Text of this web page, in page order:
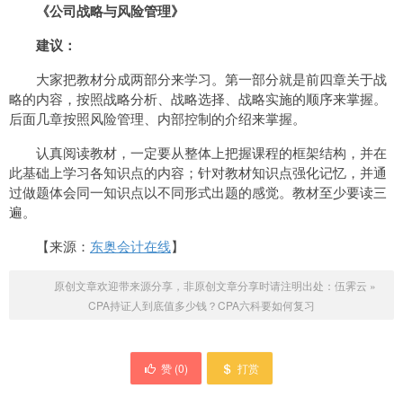
《公司战略与风险管理》
建议：
大家把教材分成两部分来学习。第一部分就是前四章关于战
略的内容，按照战略分析、战略选择、战略实施的顺序来掌握。
后面几章按照风险管理、内部控制的介绍来掌握。
认真阅读教材，一定要从整体上把握课程的框架结构，并在
此基础上学习各知识点的内容；针对教材知识点强化记忆，并通
过做题体会同一知识点以不同形式出题的感觉。教材至少要读三
遍。
【来源： 东奥会计在线】
原创文章欢迎带来源分享，非原创文章分享时请注明出处： 伍霁云 »
CPA持证人到底值多少钱？CPA六科要如何复习
赞 (0) 打赏